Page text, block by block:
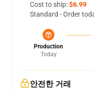
Cost to ship:$6.99
Standard - Order
Production
Today
안전한 거래